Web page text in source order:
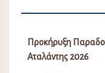
Προκήρυξη
Αταλάντης 2026